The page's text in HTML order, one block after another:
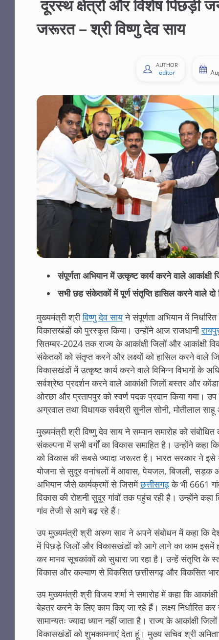
दूरस्थ क्षेत्रों और विशेष पिछड़ी
जरूरत – श्री विष्णु देव साय
AUTHOR
editor
संपूर्णता अभियान में उत्कृष्ट कार्य करने वाले
सभी छह संकेतकों में पूर्ण संतृप्ति हासिल करने वाले
मुख्यमंत्री श्रीविष्णु देव सायने संपूर्णता अभियान में
विकासखंडों को पुरस्कृत किया। उन्होंने आज राजधानी
सितम्बर-2024 तक राज्य के आकांक्षी जिलों और आकांक्षी
संकेतकों को संतृप्त करने और लक्ष्यों को हासिल करने वाले
विकासखंडों में उत्कृष्ट कार्य करने वाले विभिन्न विभागों के
सर्वश्रेष्ठ प्रदर्शन करने वाले आकांक्षी जिलों बस्तर और
ओरछा और प्रतापपुर को स्वर्ण पदक प्रदान किया गया।
अग्रवाल तथा विधायक सर्वश्री सुनील सोनी, मोतीलाल
मुख्यमंत्री श्री विष्णु देव साय ने सम्मान समारोह को
संकल्पना में सभी वर्गों का विकास समाहित है। उन्होंने कहा
को विकास की सबसे ज्यादा जरूरत है। भारत सरकार ने
योजना से सुदूर वनांचलों में आवास, पेयजल, बिजली, सड़क
अभियान जैसे कार्यक्रमों से जिसमेंछत्तीसगढ़के भी 6661
विकास की रोशनी सुदूर गांवों तक पहुंच रही है। उन्होंने
गांव तेजी से आगे बढ़ रहे हैं।
उप मुख्यमंत्री श्री अरुण साव ने अपने संबोधन में कहा कि
में पिछड़े जिलों और विकासखंडों को आगे लाने का काम इसमें
कर मानव सूचकांकों को सुधारा जा रहा है। उन्हें संतृप्ति के
विकास और कल्याण से विकसित छत्तीसगढ़ और विकसित
उप मुख्यमंत्री श्री विजय शर्मा ने समारोह में कहा कि
बेहतर करने के लिए काम किए जा रहे हैं। लक्ष्य निर्धारित
सामान्यतः ज्यादा ध्यान नहीं जाता है। राज्य के आकांक्षी
विकासखंडों को शुभकामनाएं देता हूं। मुख्य सचिव श्री